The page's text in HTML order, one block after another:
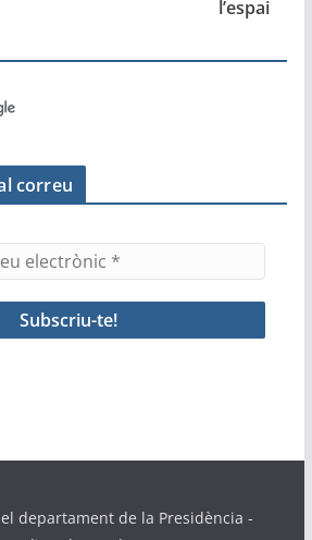
l’espai
correu
departament de la Presidència -